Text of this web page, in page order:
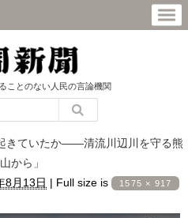
ことのない人民の言論機関
きていたか――清流川辺川を守る熊
から」
8月13日 | Full size is 1575 × 917